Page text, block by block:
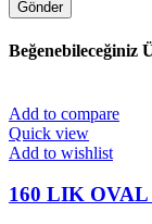
Beğenebileceğiniz
Add to compare
Quick view
Add to wishlist
160 LIK